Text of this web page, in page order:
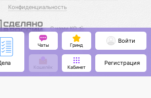
Конфиденциальность
С нами КО 🕉️
Чаты Гринд
Кошелёк Кабинет
Войти
Регистрация